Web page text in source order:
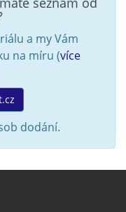
a my Vám
na míru (více
dodání.